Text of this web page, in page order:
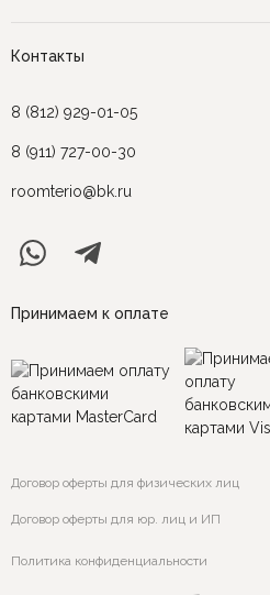
Контакты
8 (812) 929-01-05
8 (911) 727-00-30
roomterio@bk.ru
Принимаем к оплате
Договор оферты для физических лиц
Договор оферты для юр. лиц и ИП
Политика конфиденциальности